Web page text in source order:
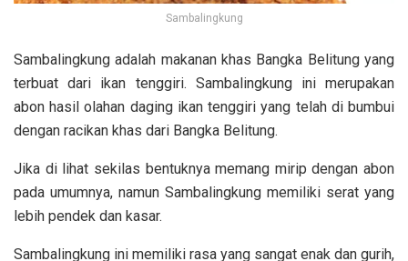
Sambalingkung
Sambalingkung adalah makanan khas Bangka Belitung yang
terbuat dari ikan tenggiri. Sambalingkung ini merupakan
abon hasil olahan daging ikan tenggiri yang telah di bumbui
dengan racikan khas dari Bangka Belitung.
Jika di lihat sekilas bentuknya memang mirip dengan abon
pada umumnya, namun Sambalingkung memiliki serat yang
lebih pendek dan kasar.
Sambalingkung ini memiliki rasa yang sangat enak dan gurih,